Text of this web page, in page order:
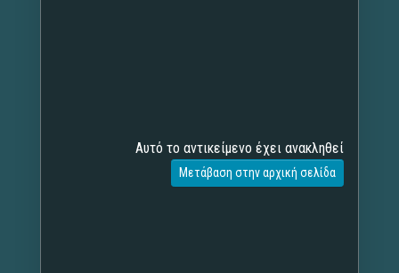
Αυτό το αντικείμενο έχει ανακληθεί
Μετάβαση στην αρχική σελίδα